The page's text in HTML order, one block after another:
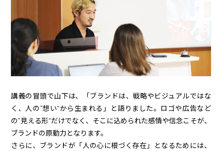
講義の冒頭で山下は、「ブランドは、戦略やビジュアルではな
く、人の“想い”から生まれる」と語りました。ロゴや広告など
の“見える形”だけでなく、そこに込められた感情や信念こそが、
ブランドの原動力となります。
さらに、ブランドが「人の心に根づく存在」となるためには、